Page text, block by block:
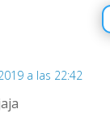
a las 22:42